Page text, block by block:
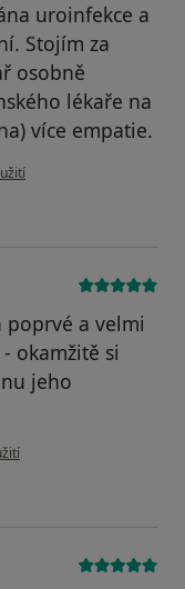
uroinfekce a
Stojím za
osobně
lékaře na
více empatie.
v.
poprvé a velmi
okamžitě si
jeho
Váš účet byl